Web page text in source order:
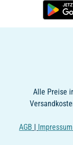
Alle Preise
AGB | Impressum